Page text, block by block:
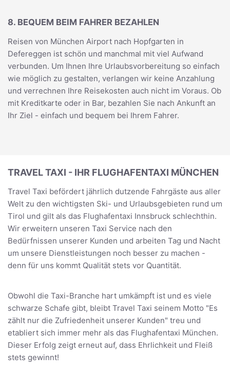
8. BEQUEM BEIM FAHRER BEZAHLEN
Reisen von München Airport nach Hopfgarten in
Defereggen ist schön und manchmal mit viel Aufwand
verbunden. Um Ihnen Ihre Urlaubsvorbereitung so einfach
wie möglich zu gestalten, verlangen wir keine Anzahlung
und verrechnen Ihre Reisekosten auch nicht im Voraus. Ob
mit Kreditkarte oder in Bar, bezahlen Sie nach Ankunft an
Ihr Ziel - einfach und bequem bei Ihrem Fahrer.
TRAVEL TAXI - IHR FLUGHAFENTAXI MÜNCHEN
Travel Taxi befördert jährlich dutzende Fahrgäste aus aller
Welt zu den wichtigsten Ski- und Urlaubsgebieten rund um
Tirol und gilt als das Flughafentaxi Innsbruck schlechthin.
Wir erweitern unseren Taxi Service nach den
Bedürfnissen unserer Kunden und arbeiten Tag und Nacht
um unsere Dienstleistungen noch besser zu machen -
denn für uns kommt Qualität stets vor Quantität.
Obwohl die Taxi-Branche hart umkämpft ist und es viele
schwarze Schafe gibt, bleibt Travel Taxi seinem Motto "Es
zählt nur die Zufriedenheit unserer Kunden" treu und
etabliert sich immer mehr als das Flughafentaxi München.
Dieser Erfolg zeigt erneut auf, dass Ehrlichkeit und Fleiß
stets gewinnt!